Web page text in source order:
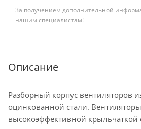
За получением дополнительной
нашим специалистам!
Описание
Разборный корпус вентиляторов
оцинкованной стали.
высокоэффективной крыльчаткой